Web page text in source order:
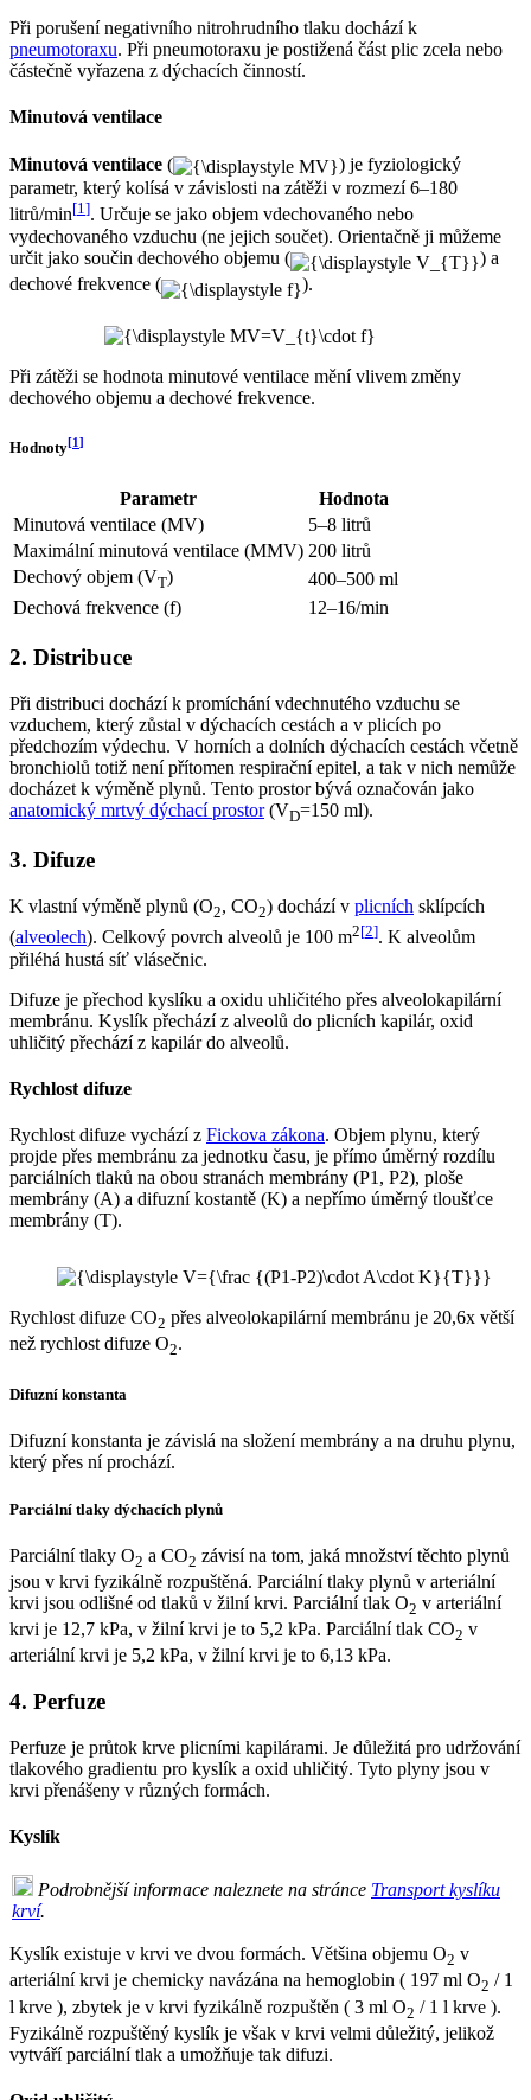
Při porušení negativního nitrohrudního tlaku dochází k
pneumotoraxu. Při pneumotoraxu je postižená část plic zcela nebo
částečně vyřazena z dýchacích činností.
Minutová ventilace
Minutová ventilace (
) je fyziologický
parametr, který kolísá v závislosti na zátěži v rozmezí 6–180
litrů/min[1]. Určuje se jako objem vdechovaného nebo
vydechovaného vzduchu (ne jejich součet). Orientačně ji můžeme
určit jako součin dechového objemu (
) a
dechové frekvence (
).
Při zátěži se hodnota minutové ventilace mění vlivem změny
dechového objemu a dechové frekvence.
Hodnoty[1]
Parametr
Hodnota
Minutová ventilace (MV)
5–8 litrů
Maximální minutová ventilace (MMV) 200 litrů
Dechový objem (VT)
400–500 ml
Dechová frekvence (f)
12–16/min
2. Distribuce
Při distribuci dochází k promíchání vdechnutého vzduchu se
vzduchem, který zůstal v dýchacích cestách a v plicích po
předchozím výdechu. V horních a dolních dýchacích cestách včetně
bronchiolů totiž není přítomen respirační epitel, a tak v nich nemůže
docházet k výměně plynů. Tento prostor bývá označován jako
anatomický mrtvý dýchací prostor(VD=150 ml).
3. Difuze
K vlastní výměně plynů (O2, CO2) dochází v plicních sklípcích
(alveolech). Celkový povrch alveolů je 100 m2[2]. K alveolům
přiléhá hustá síť vlásečnic.
Difuze je přechod kyslíku a oxidu uhličitého přes alveolokapilární
membránu. Kyslík přechází z alveolů do plicních kapilár, oxid
uhličitý přechází z kapilár do alveolů.
Rychlost difuze
Rychlost difuze vychází z Fickova zákona. Objem plynu, který
projde přes membránu za jednotku času, je přímo úměrný rozdílu
parciálních tlaků na obou stranách membrány (P1, P2), ploše
membrány (A) a difuzní kostantě (K) a nepřímo úměrný tloušťce
membrány (T).
Rychlost difuze CO2 přes alveolokapilární membránu je 20,6x větší
než rychlost difuze O2.
Difuzní konstanta
Difuzní konstanta je závislá na složení membrány a na druhu plynu,
který přes ní prochází.
Parciální tlaky dýchacích plynů
Parciální tlaky O2 a CO2 závisí na tom, jaká množství těchto plynů
jsou v krvi fyzikálně rozpuštěná. Parciální tlaky plynů v arteriální
krvi jsou odlišné od tlaků v žilní krvi. Parciální tlak O2 v arteriální
krvi je 12,7 kPa, v žilní krvi je to 5,2 kPa. Parciální tlak CO2 v
arteriální krvi je 5,2 kPa, v žilní krvi je to 6,13 kPa.
4. Perfuze
Perfuze je průtok krve plicními kapilárami. Je důležitá pro udržování
tlakového gradientu pro kyslík a oxid uhličitý. Tyto plyny jsou v
krvi přenášeny v různých formách.
Kyslík
Podrobnější informace naleznete na stránce Transport kyslíku
krví.
Kyslík existuje v krvi ve dvou formách. Většina objemu O2 v
arteriální krvi je chemicky navázána na hemoglobin ( 197 ml O2 / 1
l krve ), zbytek je v krvi fyzikálně rozpuštěn ( 3 ml O2 / 1 l krve ).
Fyzikálně rozpuštěný kyslík je však v krvi velmi důležitý, jelikož
vytváří parciální tlak a umožňuje tak difuzi.